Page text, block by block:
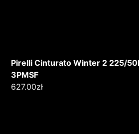
Pirelli Cinturato Winter 2 225/
3PMSF
627.00zł